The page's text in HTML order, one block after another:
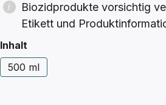
Biozidprodukte vorsichtig
Etikett und
Inhalt
500 ml